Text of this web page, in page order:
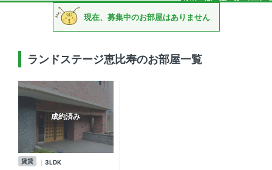
現在、募集中のお部屋はありません
ランドステージ恵比寿のお部屋一覧
成約済み
賃貸 3LDK